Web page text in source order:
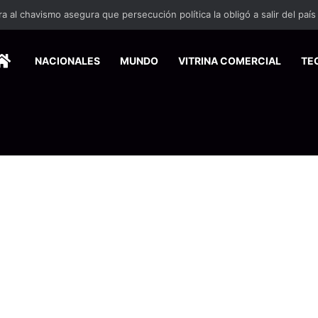
suma a la economía circular
HOMENACIONALES MUNDO VITRINA COMERCIAL